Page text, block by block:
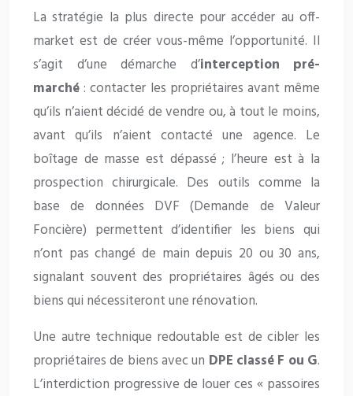
La stratégie la plus directe pour accéder au off-
market est de créer vous-même l’opportunité. Il
s’agit d’une démarche d’interception pré-
marché : contacter les propriétaires avant même
qu’ils n’aient décidé de vendre ou, à tout le moins,
avant qu’ils n’aient contacté une agence. Le
boîtage de masse est dépassé ; l’heure est à la
prospection chirurgicale. Des outils comme la
base de données DVF (Demande de Valeur
Foncière) permettent d’identifier les biens qui
n’ont pas changé de main depuis 20 ou 30 ans,
signalant souvent des propriétaires âgés ou des
biens qui nécessiteront une rénovation.
Une autre technique redoutable est de cibler les
propriétaires de biens avec un DPE classé F ou G.
L’interdiction progressive de louer ces « passoires